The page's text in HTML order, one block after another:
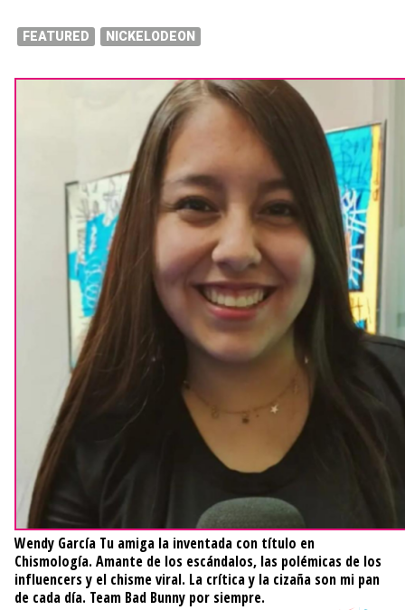
FEATURED NICKELODEON
Wendy García Tu amiga la inventada con título en
Chismología. Amante de los escándalos, las polémicas de los
influencers y el chisme viral. La crítica y la cizaña son mi pan
de cada día. Team Bad Bunny por siempre.